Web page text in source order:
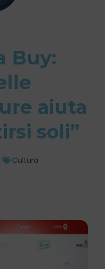
Buy:
aiuta
soli”
Cultura